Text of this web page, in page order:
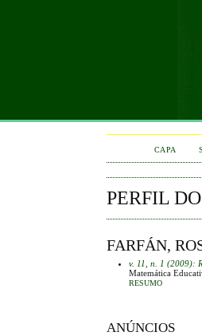
CAPA
PERFIL
FARFÁN,
v. 11, n. 1 (2009):
Matemática
RESUMO
ANÚNCIOS